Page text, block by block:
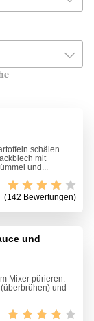
schälen
mit
und...
(142 Bewertungen)
und
Mixer pürieren.
und